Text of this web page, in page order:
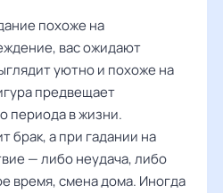
похоже на
вас ожидают
уютно и похоже на
предвещает
периода в жизни.
брак, а при гадании на
— либо неудача, либо
время, смена дома. Иногда